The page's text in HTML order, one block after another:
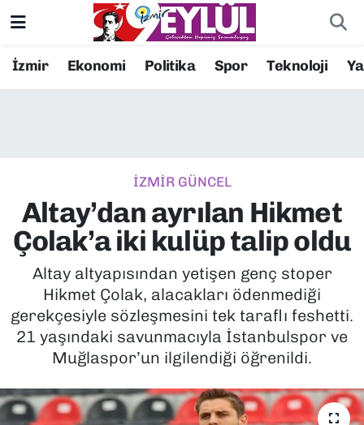
İzmir Ekonomi Politika Spor Teknoloji
İZMİR GÜNCEL
Altay’dan ayrılan Hikmet
Çolak’a iki kulüp talip oldu
Altay altyapısından yetişen genç stoper
Hikmet Çolak, alacakları ödenmediği
gerekçesiyle sözleşmesini tek taraflı feshetti.
21 yaşındaki savunmacıyla İstanbulspor ve
Muğlaspor’un ilgilendiği öğrenildi.
Resmi İlanlar
EKONOMİ
KÜLTÜR SANAT
MAGAZİN
POLİTİKA
SAĞLIK
Konak Nöbetçi Eczaneler
Süper Lig Puan Durumu ve Fikstür
Tüm Manşetler
Son Dakika Haberleri
Haber Arşivi